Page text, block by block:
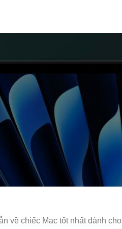
về chiếc Mac tốt nhất dành cho